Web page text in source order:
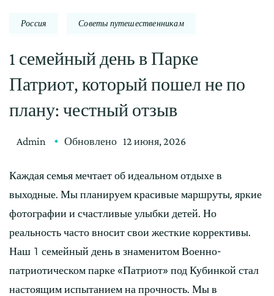
Россия Советы путешественникам
1 семейный день в Парке
Патриот, который пошел не по
плану: честный отзыв
Admin Обновлено 12 июня, 2026
Каждая семья мечтает об идеальном отдыхе в
выходные. Мы планируем красивые маршруты, яркие
фотографии и счастливые улыбки детей. Но
реальность часто вносит свои жесткие коррективы.
Наш 1 семейный день в знаменитом Военно-
патриотическом парке «Патриот» под Кубинкой стал
настоящим испытанием на прочность. Мы в